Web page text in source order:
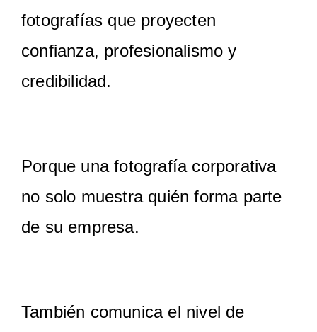
fotografías que proyecten
confianza, profesionalismo y
credibilidad.
Porque una fotografía corporativa
no solo muestra quién forma parte
de su empresa.
También comunica el nivel de